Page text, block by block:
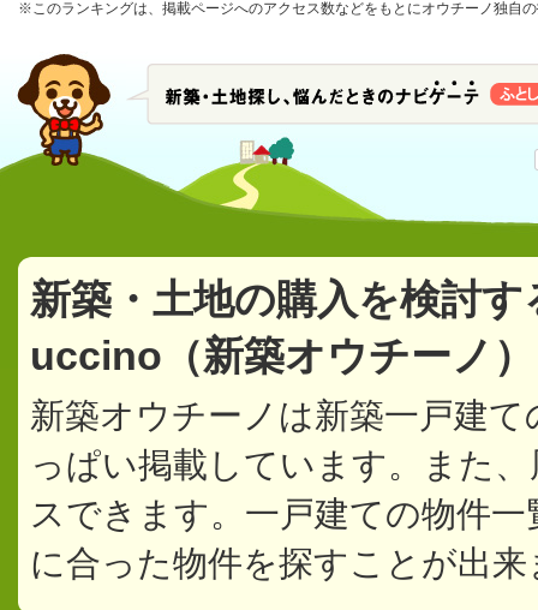
※このランキングは、掲載ページへのアクセス数などをもとにオウチーノ独自
新築・土地の購入を検討
uccino（新築オウチーノ
新築オウチーノは新築一戸建
っぱい掲載しています。また
スできます。一戸建ての物件
に合った物件を探すことが出来